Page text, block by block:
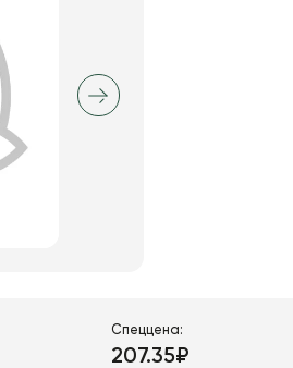
Спеццена:
207.35₽